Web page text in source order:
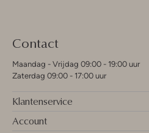
Contact
Maandag - Vrijdag 09:00 - 19:00 uur
Zaterdag 09:00 - 17:00 uur
Klantenservice
Account